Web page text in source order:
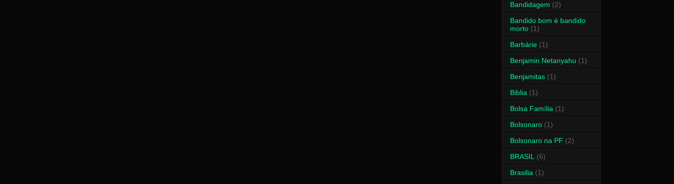
Bandidagem (2)
Bandido bom é bandido
morto (1)
Barbárie (1)
Benjamin Netanyahu (1)
Benjamitas (1)
Biblia (1)
Bolsa Família (1)
Bolsonaro (1)
Bolsonaro na PF (2)
BRASIL (6)
Brasilia (1)